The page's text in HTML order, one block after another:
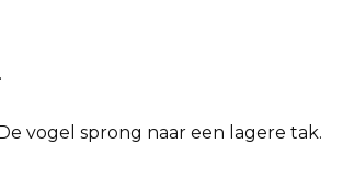
vogel sprong naar een lagere tak.